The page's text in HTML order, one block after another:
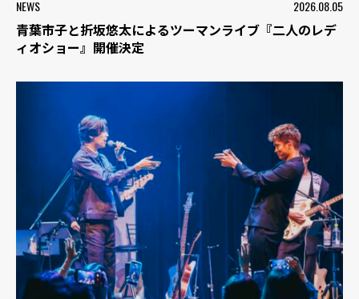
NEWS 2026.08.05
青葉市子と折坂悠太によるツーマンライブ『二人のレデ
ィオショー』開催決定